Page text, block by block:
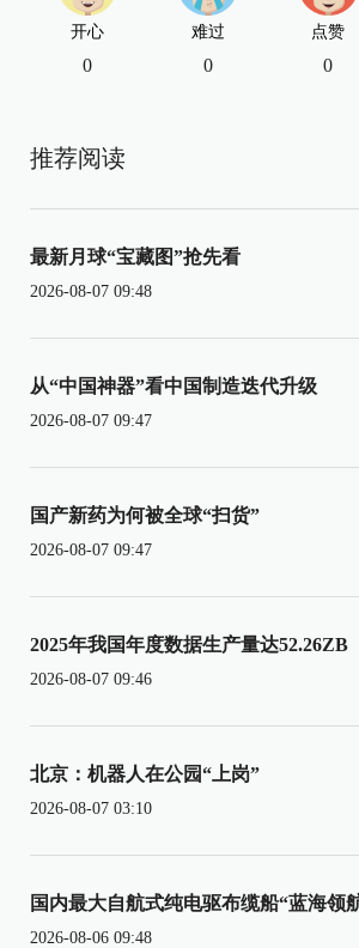
开心
0
难过
0
点赞
0
推荐阅读
最新月球“宝藏图”抢先看
2026-08-07 09:48
从“中国神器”看中国制造迭代升级
2026-08-07 09:47
国产新药为何被全球“扫货”
2026-08-07 09:47
2025年我国年度数据生产量达52.26ZB
2026-08-07 09:46
北京：机器人在公园“上岗”
2026-08-07 03:10
国内最大自航式纯电驱布缆船“蓝海领
2026-08-06 09:48